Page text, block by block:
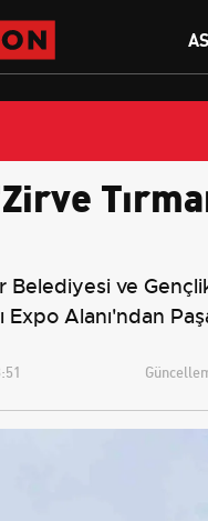
Belediyesi ve
Expo Alanı'ndan